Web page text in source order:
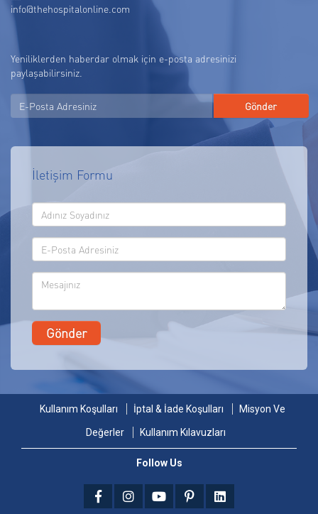
info@thehospitalonline.com
Yeniliklerden haberdar olmak için e-posta adresinizi
paylaşabilirsiniz.
İletişim Formu
Kullanım Koşulları İptal & İade Koşulları Misyon Ve
Değerler Kullanım Kılavuzları
Follow Us